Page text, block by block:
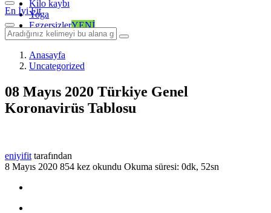
Kilo kaybı
Yoga
EgzersizlerYENİ
En İyi Fit
Anasayfa
Uncategorized
08 Mayıs 2020 Türkiye Genel
Koronavirüs Tablosu
eniyifit tarafından
8 Mayıs 2020 854 kez okundu Okuma süresi: 0dk, 52sn